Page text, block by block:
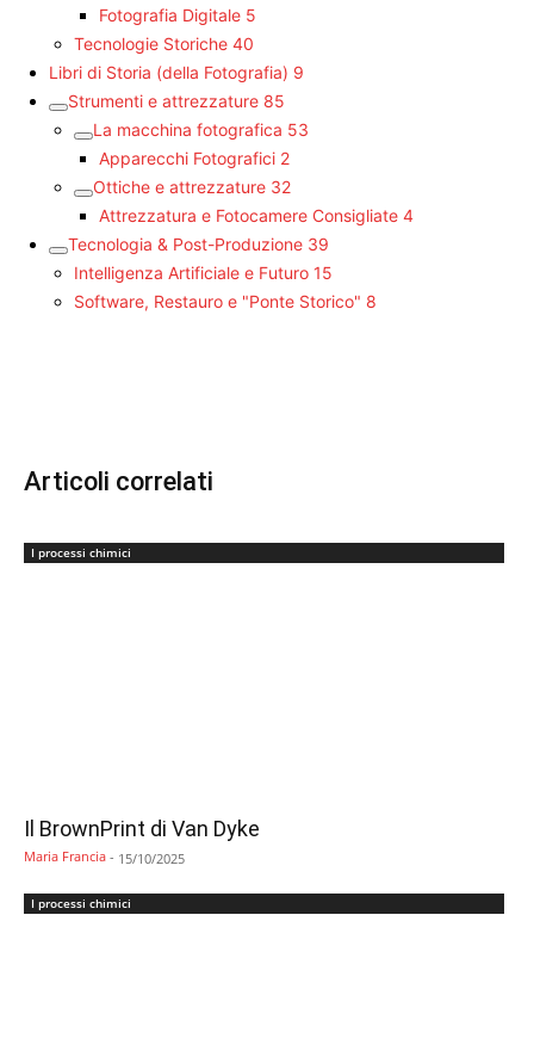
Fotografia Digitale 5
Tecnologie Storiche 40
Libri di Storia (della Fotografia) 9
Strumenti e attrezzature 85
La macchina fotografica 53
Apparecchi Fotografici 2
Ottiche e attrezzature 32
Attrezzatura e Fotocamere Consigliate 4
Tecnologia & Post-Produzione 39
Intelligenza Artificiale e Futuro 15
Software, Restauro e "Ponte Storico" 8
Articoli correlati
I processi chimici
Il BrownPrint di Van Dyke
Maria Francia - 15/10/2025
I processi chimici